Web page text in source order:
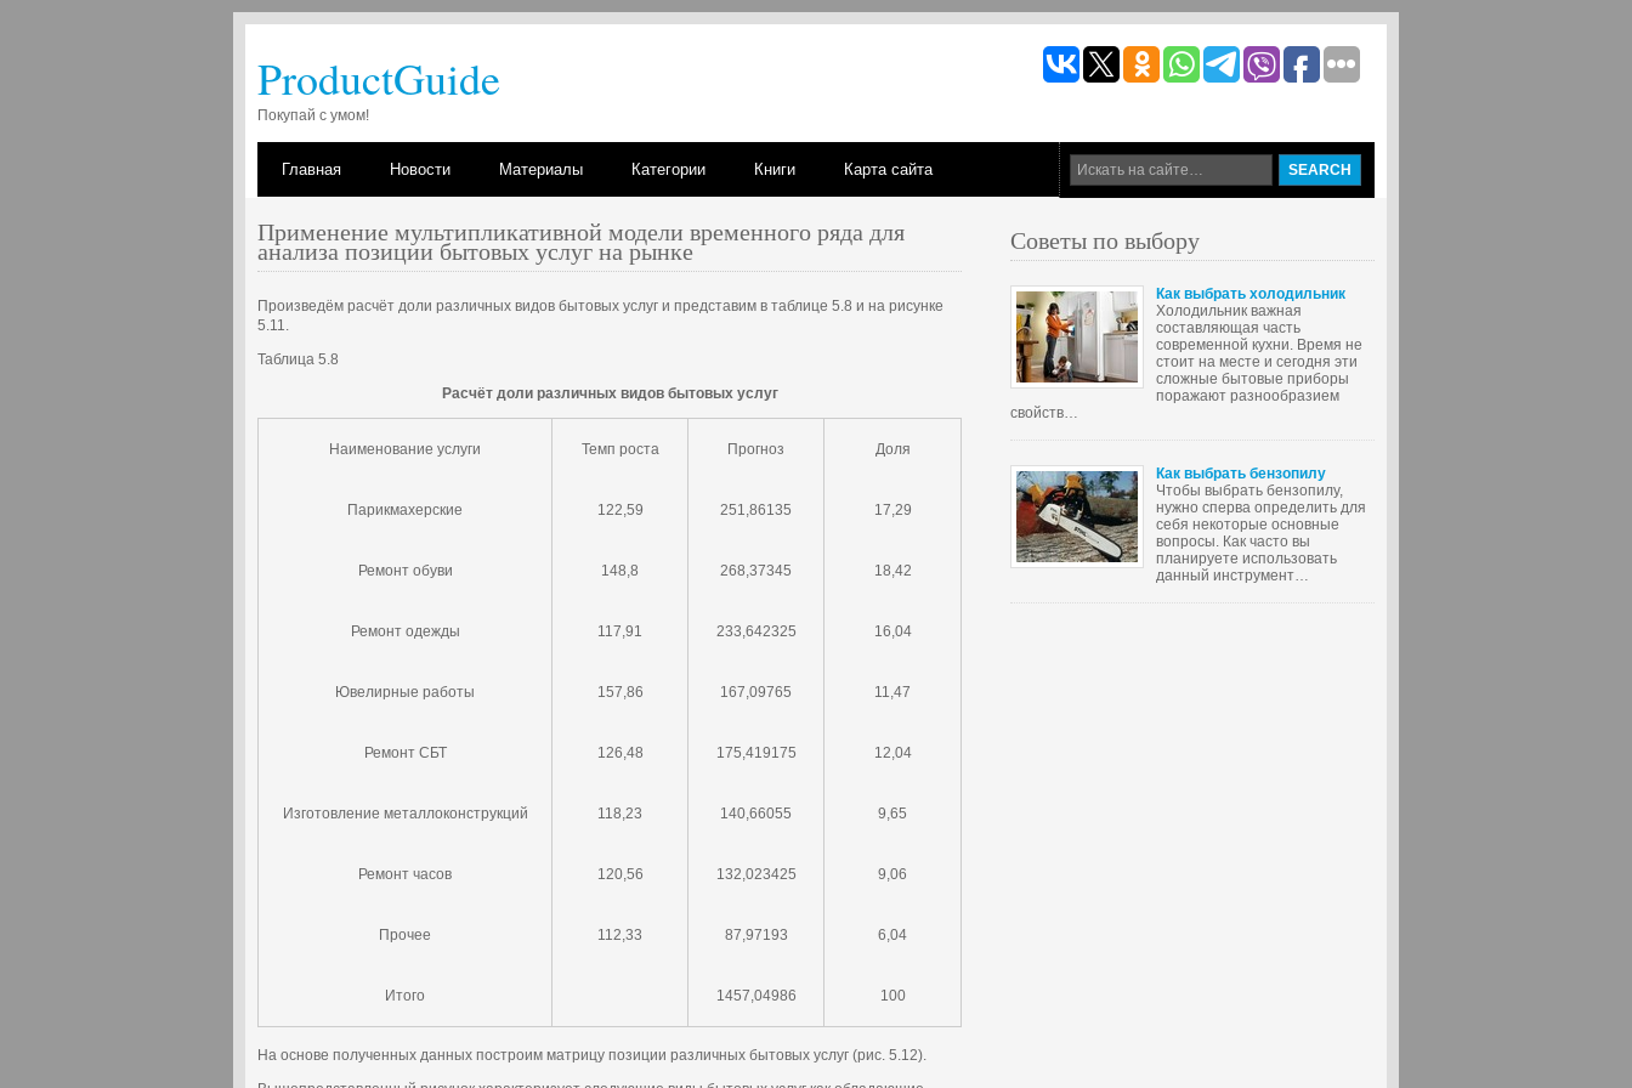
ProductGuide
Покупай с умом!
Главная Новости Материалы Категории Книги Карта сайта
Применение мультипликативной модели временного ряда для
анализа позиции бытовых услуг на рынке
Произведём расчёт доли различных видов бытовых услуг и представим в таблице 5.8 и на рисунке
5.11.
Таблица 5.8
Расчёт доли различных видов бытовых услуг
Наименование услуги Темп роста Прогноз Доля
Парикмахерские 122,59 251,86135 17,29
Ремонт обуви 148,8 268,37345 18,42
Ремонт одежды 117,91 233,642325 16,04
Ювелирные работы 157,86 167,09765 11,47
Ремонт СБТ 126,48 175,419175 12,04
Изготовление металлоконструкций 118,23 140,66055 9,65
Ремонт часов 120,56 132,023425 9,06
Прочее 112,33 87,97193 6,04
Итого 1457,04986 100
На основе полученных данных построим матрицу позиции различных бытовых услуг (рис. 5.12).
Советы по выбору
Как выбрать холодильник
Холодильник важная
составляющая часть
современной кухни. Время не
стоит на месте и сегодня эти
сложные бытовые приборы
поражают разнообразием
свойств…
Как выбрать бензопилу
Чтобы выбрать бензопилу,
нужно сперва определить для
себя некоторые основные
вопросы. Как часто вы
планируете использовать
данный инструмент…